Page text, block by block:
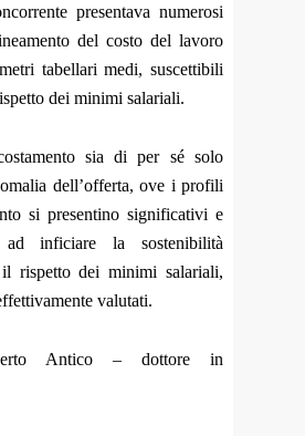
presentava numerosi
del costo del lavoro
tabellari medi, suscettibili
dei minimi salariali.
sia di per sé solo
dell’offerta, ove i profili
si presentino significativi e
inficiare la sostenibilità
rispetto dei minimi salariali,
valutati.
Antico – dottore in